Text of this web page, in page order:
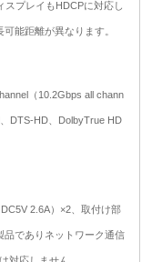
プレイもHDCPに対応し
能距離が異なります。
（10.2Gbps all chann
DTS-HD、DolbyTrue HD
2.6A）×2、取付け部
でありネットワーク通信